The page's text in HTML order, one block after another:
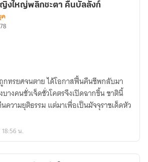
งใหญ่พลิกชะตา คืนบัลลังก์
ทรยศจนตาย ได้โอกาสฟื้นคืนชีพกลับมา
างคนชั่วเจ็ดชั่วโคตรจึงเปิดฉากขึ้น ชาตินี้
ความยุติธรรม แต่มาเพื่อเป็นมัจจุราชเด็ดหัว
น.